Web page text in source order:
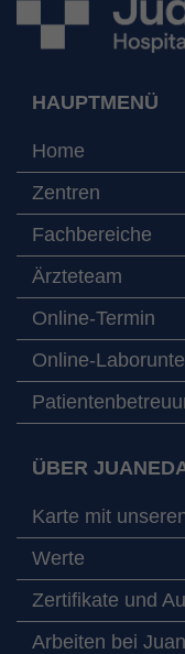
HAUPTMENÜ
Home
Zentren
Fachbereiche
Ärzteteam
Online-Termin
Online-
ÜBER
Karte mit
Werte
Zertifikate und
Arbeiten bei